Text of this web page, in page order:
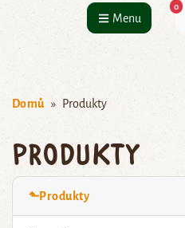
Menu
0×
Domů Produkty
Produkty
⬑Produkty